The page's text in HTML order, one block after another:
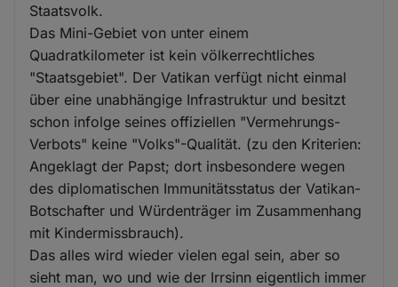
Staatsvolk.
Das Mini-Gebiet von unter einem
Quadratkilometer ist kein völkerrechtliches
"Staatsgebiet". Der Vatikan verfügt nicht einmal
über eine unabhängige Infrastruktur und besitzt
schon infolge seines offiziellen "Vermehrungs-
Verbots" keine "Volks"-Qualität. (zu den Kriterien:
Angeklagt der Papst; dort insbesondere wegen
des diplomatischen Immunitätsstatus der Vatikan-
Botschafter und Würdenträger im Zusammenhang
mit Kindermissbrauch).
Das alles wird wieder vielen egal sein, aber so
sieht man, wo und wie der Irrsinn eigentlich immer